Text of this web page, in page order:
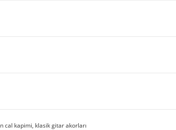
cal kapimi, klasik gitar akorları